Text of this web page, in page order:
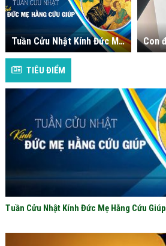
Tuần Cửu Nhật Kính Đức Mẹ Hằng Cứu Giúp
TIÊU ĐIỂM
Tuần Cửu Nhật Kính Đức Mẹ Hằng Cứu Giúp